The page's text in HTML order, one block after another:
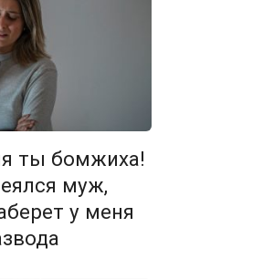
ты бомжиха!
муж,
у меня